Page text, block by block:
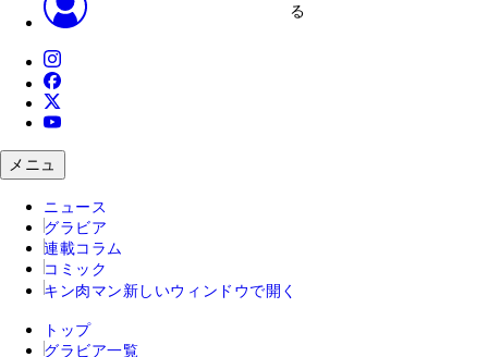
る
メニュ
ニュース
グラビア
連載コラム
コミック
キン肉マン 新しいウィンドウで開く
トップ
グラビア一覧